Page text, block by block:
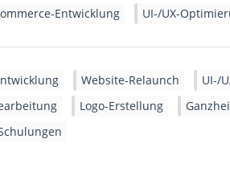
Entwicklung
UI-/UX-
Website-Relaunch UI-/
Logo-Erstellung